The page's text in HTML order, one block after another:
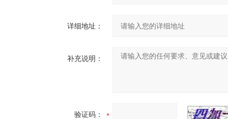
详细地址：
补充说明：
验证码：